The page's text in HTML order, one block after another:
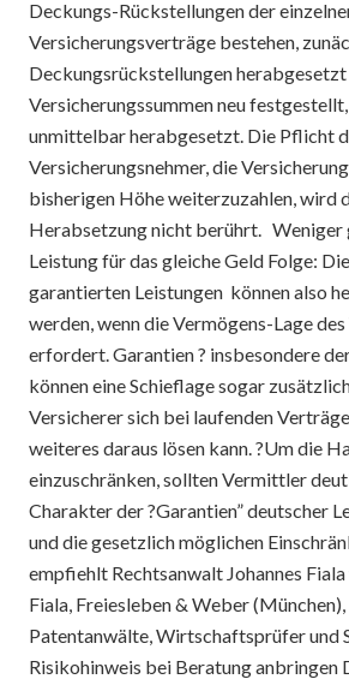
Deckungs-Rückstellungen der
Versicherungsverträge bestehen,
Deckungsrückstellungen herabgesetzt
Versicherungssummen neu
unmittelbar herabgesetzt. Die Pflicht
Versicherungsnehmer, die
bisherigen Höhe weiterzuzahlen, wird
Herabsetzung nicht berührt. Weniger
Leistung für das gleiche Geld Folge:
garantierten Leistungen können also
werden, wenn die Vermögens-Lage
erfordert. Garantien ? insbesondere
können eine Schieflage sogar
Versicherer sich bei laufenden
weiteres daraus lösen kann. ?Um die
einzuschränken, sollten Vermittler
Charakter der ?Garantien” deutscher
und die gesetzlich möglichen
empfiehlt Rechtsanwalt Johannes
Fiala, Freiesleben & Weber
Patentanwälte, Wirtschaftsprüfer und
Risikohinweis bei Beratung anbringen